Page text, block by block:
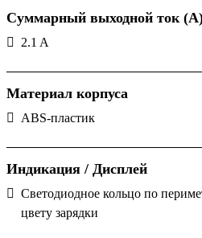
Суммарный выходной ток
2.1 A
Материал корпуса
ABS-пластик
Индикация / Дисплей
Светодиодное кольцо по
цвету зарядки